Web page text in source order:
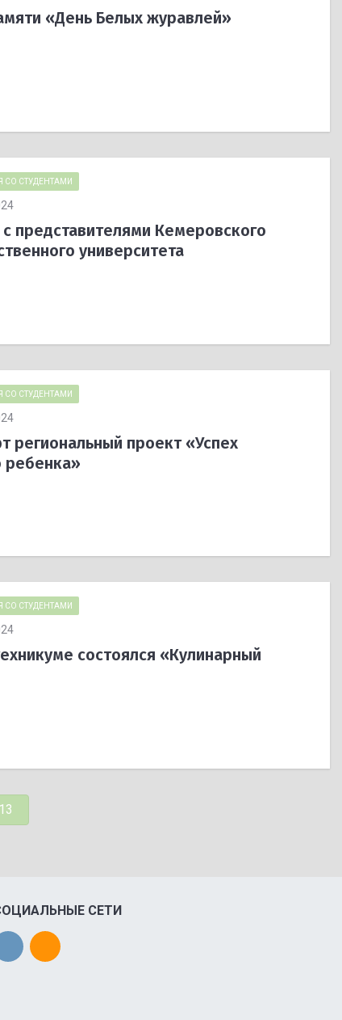
«День Белых журавлей»
СО СТУДЕНТАМИ
представителями Кемеровского
университета
СО СТУДЕНТАМИ
региональный проект «Успех
ребенка»
СО СТУДЕНТАМИ
состоялся «Кулинарный
13
СЕТИ